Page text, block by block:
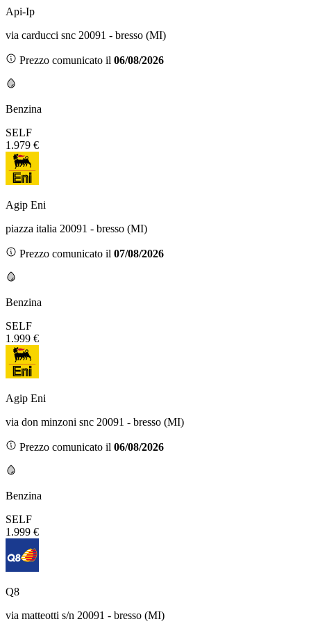
Api-Ip
via carducci snc 20091 - bresso (MI)
Prezzo comunicato il 06/08/2026
Benzina
SELF
1.979 €
Agip Eni
piazza italia 20091 - bresso (MI)
Prezzo comunicato il 07/08/2026
Benzina
SELF
1.999 €
Agip Eni
via don minzoni snc 20091 - bresso (MI)
Prezzo comunicato il 06/08/2026
Benzina
SELF
1.999 €
Q8
via matteotti s/n 20091 - bresso (MI)